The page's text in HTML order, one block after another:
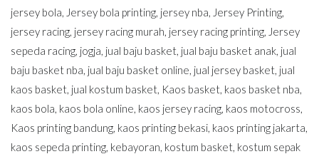
jersey bola, Jersey bola printing, jersey nba, Jersey Printing,
jersey racing, jersey racing murah, jersey racing printing, Jersey
sepeda racing, jogja, jual baju basket, jual baju basket anak, jual
baju basket nba, jual baju basket online, jual jersey basket, jual
kaos basket, jual kostum basket, Kaos basket, kaos basket nba,
kaos bola, kaos bola online, kaos jersey racing, kaos motocross,
Kaos printing bandung, kaos printing bekasi, kaos printing jakarta,
kaos sepeda printing, kebayoran, kostum basket, kostum sepak